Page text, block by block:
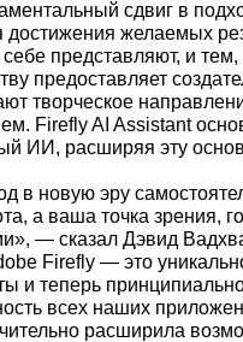
сдвиг в
достижения желаемых
представляют, и
предоставляет
творческое
Firefly AI Assistant
ИИ, расширяя эту
в новую эру
а ваша точка зрения,
— сказал Дэвид
Firefly — это
и теперь
всех наших
расширила